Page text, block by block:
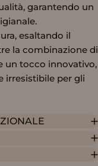
garantendo un
esaltando il
la combinazione di
un tocco innovativo,
irresistibile per gli